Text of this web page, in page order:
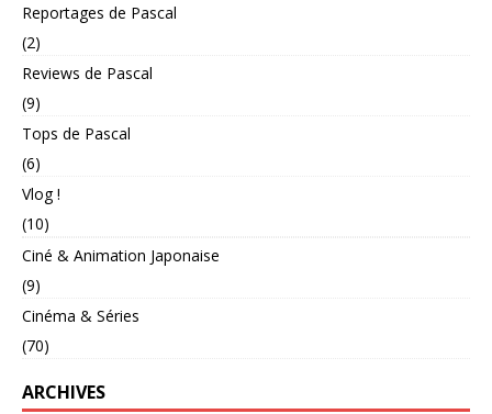
Reportages de Pascal
(2)
Reviews de Pascal
(9)
Tops de Pascal
(6)
Vlog !
(10)
Ciné & Animation Japonaise
(9)
Cinéma & Séries
(70)
ARCHIVES